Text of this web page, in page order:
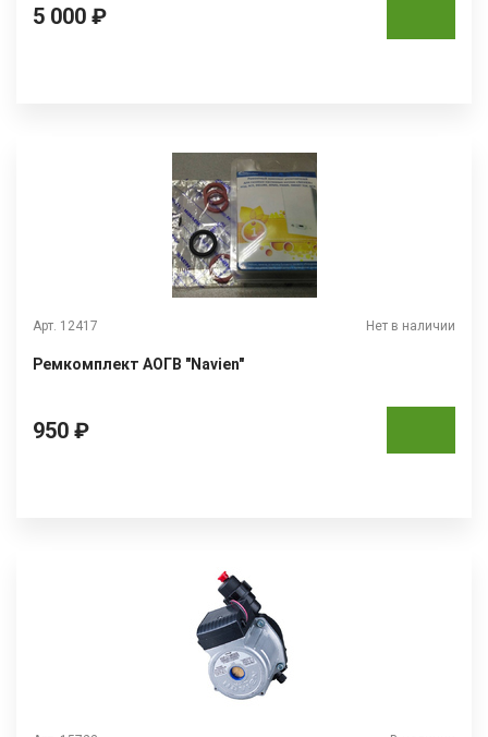
5 000 ₽
Арт. 12417 Нет в наличии
Ремкомплект АОГВ "Navien"
950 ₽